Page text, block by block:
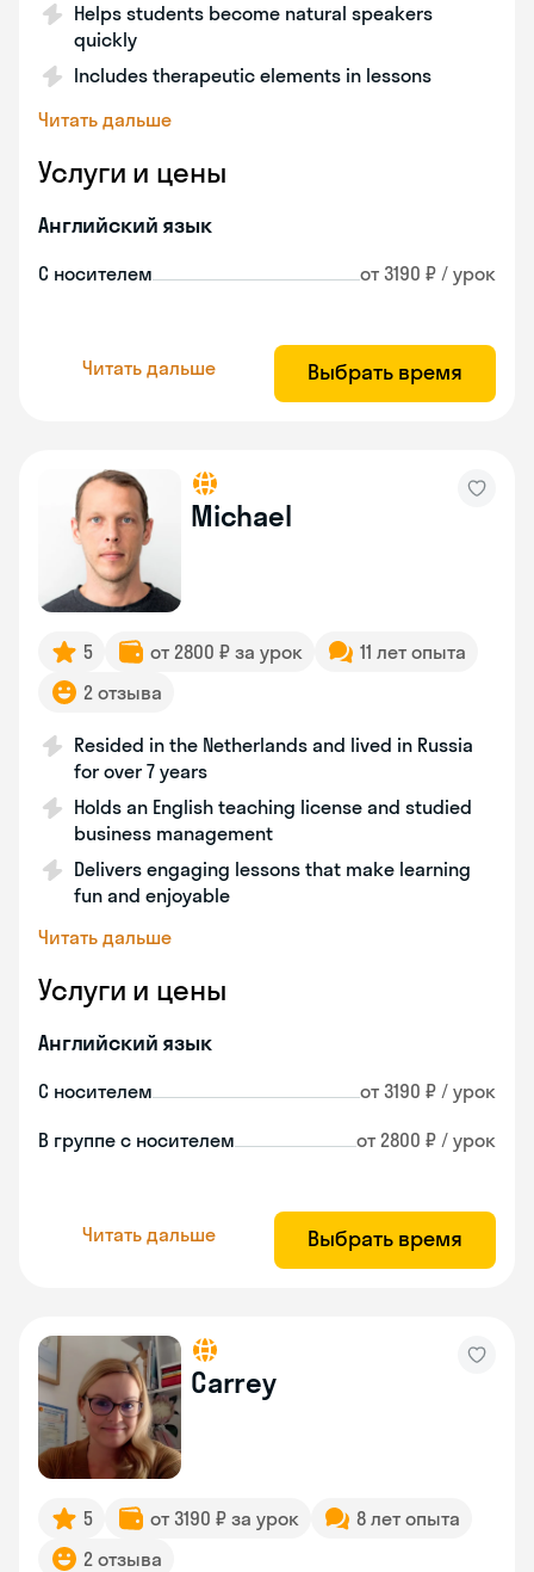
Helps students become natural speakers
quickly
Includes therapeutic elements in lessons
Читать дальше
Услуги и цены
Английский язык
С носителем от 3190 ₽ / урок
Читать дальше Выбрать время
Michael
5 от 2800 ₽ за урок
11 лет опыта
2 отзыва
Resided in the Netherlands and lived in Russia
for over 7 years
Holds an English teaching license and studied
business management
Delivers engaging lessons that make learning
fun and enjoyable
Читать дальше
Услуги и цены
Английский язык
С носителем от 3190 ₽ / урок
В группе с носителем от 2800 ₽ / урок
Читать дальше Выбрать время
Carrey
5 от 3190 ₽ за урок
8 лет опыта
2 отзыва